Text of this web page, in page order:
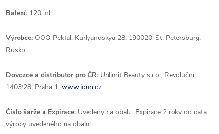
Balení: 120 ml
Výrobce: OOO Pektal, Kurlyandskya 28, 190020, St. Petersburg,
Rusko
Dovozce a distributor pro ČR: Unlimit Beauty s.r.o., Revoluční
1403/28, Praha 1, www.idun.cz
Číslo šarže a Expirace: Uvedeny na obalu. Expirace 2 roky od data
výroby uvedeného na obalu.